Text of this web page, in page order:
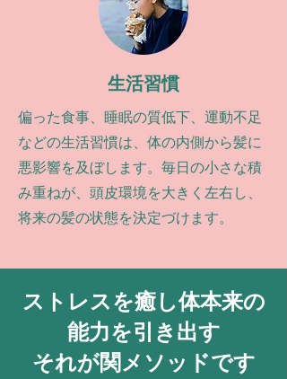
生活習慣
偏った食事、睡眠の質低下、運動不足
などの生活習慣は、体の内側から髪に
悪影響を及ぼします。毎日の小さな積
み重ねが、頭皮環境を大きく左右し、
将来の髪の状態を決定づけます。
ストレスを癒し体本来の
能力を引き出す
それが関メソッドです